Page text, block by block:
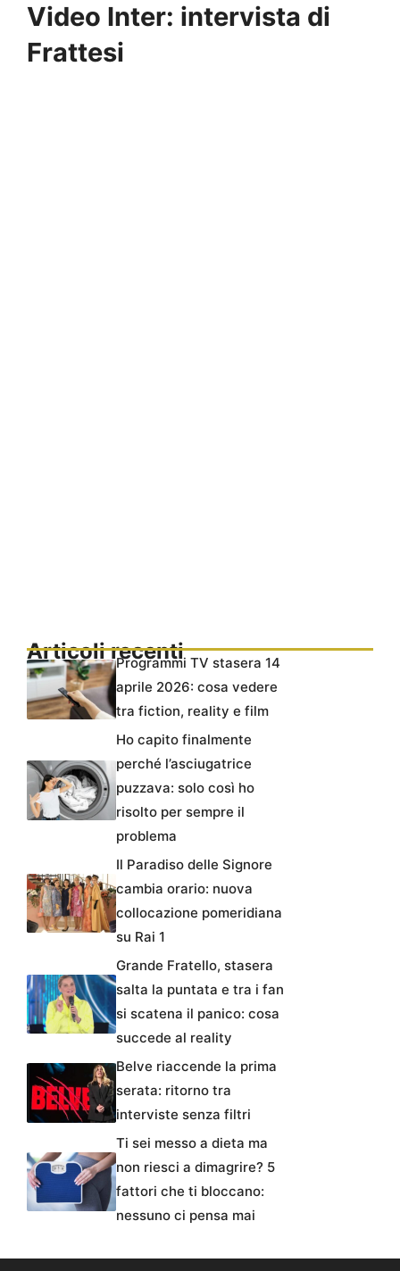
Video Inter: intervista di
Frattesi
Articoli recentiProgrammi TV stasera 14
aprile 2026: cosa vedere
tra fiction, reality e film
Ho capito finalmente
perché l’asciugatrice
puzzava: solo così ho
risolto per sempre il
problema
Il Paradiso delle Signore
cambia orario: nuova
collocazione pomeridiana
su Rai 1
Grande Fratello, stasera
salta la puntata e tra i fan
si scatena il panico: cosa
succede al reality
Belve riaccende la prima
serata: ritorno tra
interviste senza filtri
Ti sei messo a dieta ma
non riesci a dimagrire? 5
fattori che ti bloccano:
nessuno ci pensa mai